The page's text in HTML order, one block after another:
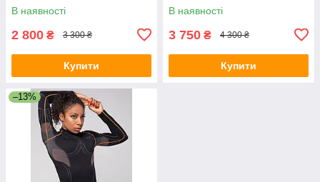
В наявності
2 800 ₴ 3 300 ₴
Купити
В наявності
3 750 ₴ 4 300 ₴
Купити
–13%